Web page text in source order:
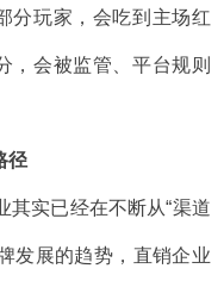
分玩家，会吃到主场红
，会被监管、平台规则
径
其实已经在不断从“渠道
发展的趋势，直销企业